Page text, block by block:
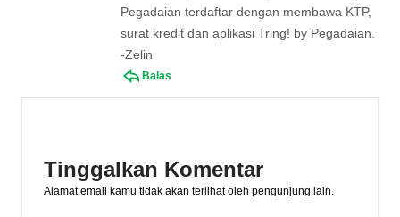
Pegadaian terdaftar dengan membawa KTP,
surat kredit dan aplikasi Tring! by Pegadaian.
-Zelin
Balas
Tinggalkan Komentar
Alamat email kamu tidak akan terlihat oleh pengunjung lain.